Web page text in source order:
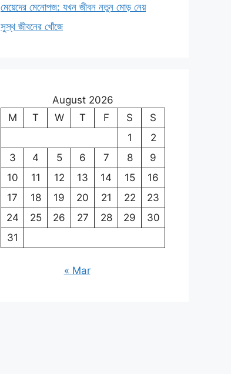
মেয়েদের মেনোপজ: যখন জীবন নতুন মোড় নেয়
সুস্থ জীবনের খোঁজে
August 2026
M
T W T F S
S
1
2
3
4 5 6 7 8
9
10
11 12 13 14 15
16
17
18 19 20 21 22
23
24
25 26 27 28 29
30
31
« Mar